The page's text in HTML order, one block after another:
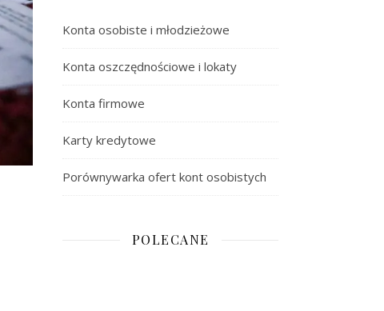
Konta osobiste i młodzieżowe
Konta oszczędnościowe i lokaty
Konta firmowe
Karty kredytowe
Porównywarka ofert kont osobistych
POLECANE